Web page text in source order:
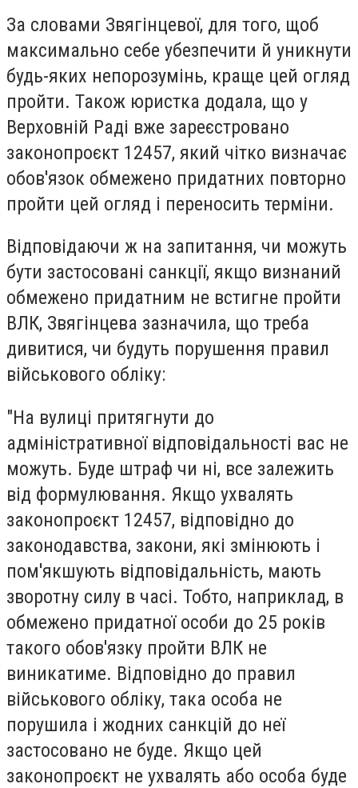
За словами Звягінцевої, для того, щоб
максимально себе убезпечити й уникнути
будь-яких непорозумінь, краще цей огляд
пройти. Також юристка додала, що у
Верховній Раді вже зареєстровано
законопроєкт 12457, який чітко визначає
обов'язок обмежено придатних повторно
пройти цей огляд і переносить терміни.
Відповідаючи ж на запитання, чи можуть
бути застосовані санкції, якщо визнаний
обмежено придатним не встигне пройти
ВЛК, Звягінцева зазначила, що треба
дивитися, чи будуть порушення правил
військового обліку:
"На вулиці притягнути до
адміністративної відповідальності вас не
можуть. Буде штраф чи ні, все залежить
від формулювання. Якщо ухвалять
законопроєкт 12457, відповідно до
законодавства, закони, які змінюють і
пом'якшують відповідальність, мають
зворотну силу в часі. Тобто, наприклад, в
обмежено придатної особи до 25 років
такого обов'язку пройти ВЛК не
виникатиме. Відповідно до правил
військового обліку, така особа не
порушила і жодних санкцій до неї
застосовано не буде. Якщо цей
законопроєкт не ухвалять або особа буде